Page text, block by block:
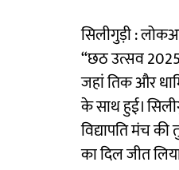
सिलीगुड़ी :
“छठ उत्सव
जहां तिक और
के साथ हुई।
विद्यापति मंच
का दिल जीत